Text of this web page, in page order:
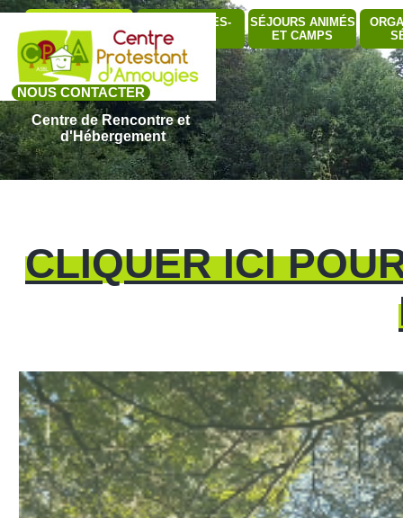
Aller au contenu
Sauter le
BÂTIMENTS
QUI SOMMES-
NOUS ?
▼
SÉJOURS ANIMÉS
ET CAMPS
NOUS CONTACTER
Centre de Rencontre et
d'Hébergement
CLIQUER ICI
Le Pavillon